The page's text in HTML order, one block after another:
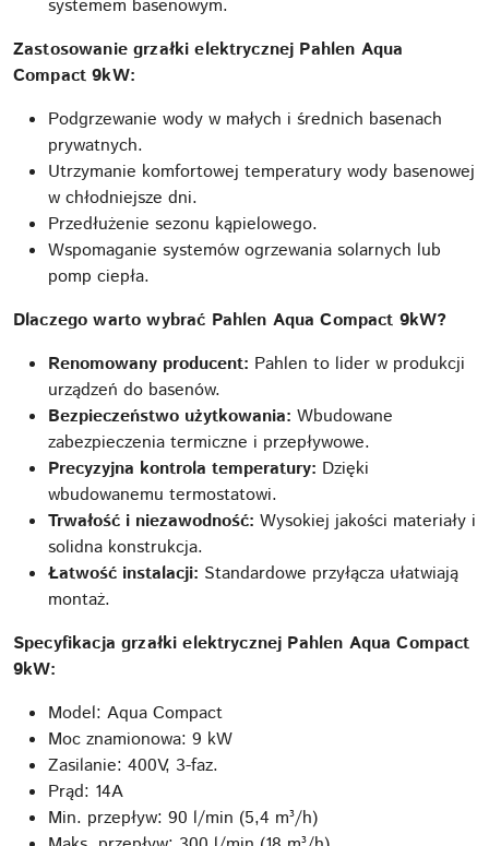
systemem basenowym.
Zastosowanie grzałki elektrycznej Pahlen Aqua
Compact 9kW:
Podgrzewanie wody w małych i średnich basenach
prywatnych.
Utrzymanie komfortowej temperatury wody basenowej
w chłodniejsze dni.
Przedłużenie sezonu kąpielowego.
Wspomaganie systemów ogrzewania solarnych lub
pomp ciepła.
Dlaczego warto wybrać Pahlen Aqua Compact 9kW?
Renomowany producent: Pahlen to lider w produkcji
urządzeń do basenów.
Bezpieczeństwo użytkowania: Wbudowane
zabezpieczenia termiczne i przepływowe.
Precyzyjna kontrola temperatury: Dzięki
wbudowanemu termostatowi.
Trwałość i niezawodność: Wysokiej jakości materiały i
solidna konstrukcja.
Łatwość instalacji: Standardowe przyłącza ułatwiają
montaż.
Specyfikacja grzałki elektrycznej Pahlen Aqua Compact
9kW:
Model: Aqua Compact
Moc znamionowa: 9 kW
Zasilanie: 400V, 3-faz.
Prąd: 14A
Min. przepływ: 90 l/min (5,4 m³/h)